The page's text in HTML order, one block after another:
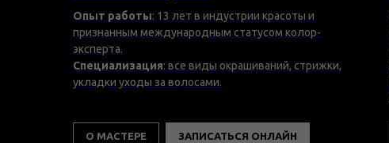
Опыт работы: 13 лет в индустрии красоты и
признанным международным статусом колор-
эксперта.
Специализация: все виды окрашиваний, стрижки,
укладки уходы за волосами.
О МАСТЕРЕ ЗАПИСАТЬСЯ ОНЛАЙН